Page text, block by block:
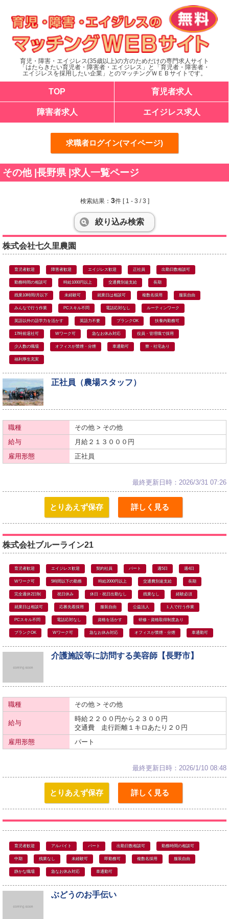
育児・障害・エイジレス(35歳以上)の方のためだけの専門求人サイト
「はたらきたい育児者・障害者・エイジレス」と「育児者・障害者・
エイジレスを採用したい企業」とのマッチングＷＥＢサイトです。
TOP 育児者求人
障害者求人 エイジレス求人
求職者ログイン(マイページ)
その他 |長野県 |求人一覧ページ
検索結果： 3件 [ 1 - 3 / 3 ]
絞り込み検索
株式会社七久里農園
育児者歓迎 障害者歓迎 エイジレス歓迎 正社員 出勤日数相談可
勤務時間の相談可 時給1000円以上 交通費別途支給 長期
残業10時間/月以下 未経験可 就業日は相談可 複数名採用 服装自由
みんなで行う作業 PCスキル不問 電話応対なし ルーティンワーク
英語以外の語学力を活かす 英語力不要 ブランクOK 扶養内勤務可
17時前退社可 Wワーク可 急なお休み対応 役員・管理職で採用
少人数の職場 オフィスが禁煙・分煙 車通勤可 寮・社宅あり
福利厚生充実
正社員（農場スタッフ）
職種
その他 > その他
給与
月給２１３０００円
雇用形態
正社員
最終更新日時：2026/3/31 07:26
とりあえず保存 詳しく見る
株式会社ブルーライン21
育児者歓迎 エイジレス歓迎 契約社員 パート 週5日 週4日
Wワーク可 5時間以下の勤務 時給2000円以上 交通費別途支給 長期
完全週休2日制 祝日休み 休日・祝日出勤なし 残業なし 経験必須
就業日は相談可 応募先着採用 服装自由 公益法人 １人で行う作業
PCスキル不問 電話応対なし 資格を活かす 研修・資格取得制度あり
ブランクOK Wワーク可 急なお休み対応 オフィスが禁煙・分煙 車通勤可
介護施設等に訪問する美容師【長野市】
職種 その他 > その他
給与
時給２２００円から２３００円
交通費 走行距離１キロあたり２０円
雇用形態
パート
最終更新日時：2026/1/10 08:48
とりあえず保存 詳しく見る
育児者歓迎 アルバイト パート 出勤日数相談可 勤務時間の相談可
中期 残業なし 未経験可 即勤務可 複数名採用 服装自由
静かな職場 急なお休み対応 車通勤可
ぶどうのお手伝い